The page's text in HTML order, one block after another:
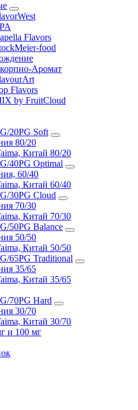
Flavors
food
Аромат
Flavors
by FruitCloud
20PG Soft
80/20
Китай 80/20
40PG Optimal
60/40
Китай 60/40
30PG Cloud
70/30
Китай 70/30
50PG Balance
50/50
Китай 50/50
65PG Traditional
35/65
Китай 35/65
70PG Hard
30/70
Китай 30/70
и 100 мг